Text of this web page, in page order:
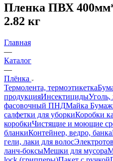
Пленка ПВХ
2.82 кг
Главная
—
Каталог
—
Плёнка
Термолента, термоэтикетка
продукцияИнсектицидыУголь,
фасовочный ПНДМайка
салфетки для уборкиКоробки
коробкиЧистящие и моющие
бланкиКонтейнер, ведро, банка
гели, лаки для волос
ланч-боксыМешки для мусора